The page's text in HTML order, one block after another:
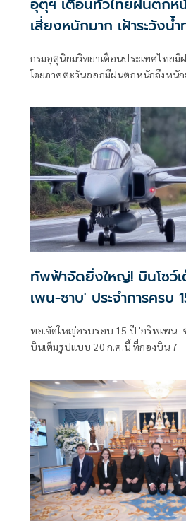
เสี่ยงหนักมาก เฝ้าระวังน้
กรมอุตุนิยมวิทยาเตือนประเทศไทย
โดยภาคตะวันออกมีฝนตกหนักถึงหนัก
ทัพฟ้าจัดยิ่งใหญ่! บินโชว์
เพน-ซาบ' ประจำการครบ
ทอ.จัดใหญ่ครบรอบ 15 ปี 'กริพเพน–ซ
บินเต็มรูปแบบ 20 ก.ค.นี้ ที่กองบิน 7